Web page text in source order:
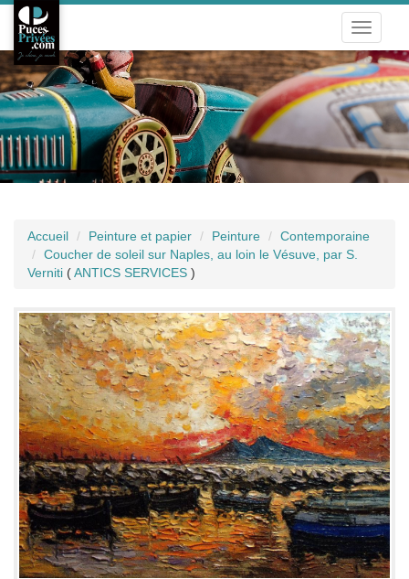
Toggle
Accueil Peinture et papier Peinture
Contemporaine
Coucher de soleil sur Naples, au loin le Vésuve, par S.
Verniti (ANTICS SERVICES )